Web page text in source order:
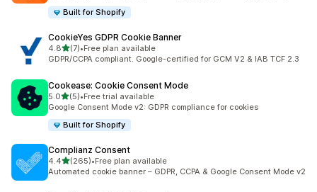
Built for Shopify
CookieYes GDPR Cookie Banner
4.85つ星中
(7)
合計レビュー数：7件
•Free plan available
GDPR/CCPA compliant. Google-certified for GCM V2 & IAB TCF 2.3
Cookease: Cookie Consent Mode
5.05つ星中
(5)
合計レビュー数：5件
•Free trial available
Google Consent Mode v2: GDPR compliance for cookies
Built for Shopify
Complianz Consent
4.45つ星中
(265)
合計レビュー数：265件
•Free plan available
Automated cookie banner – GDPR, CCPA & Google Consent Mode v2